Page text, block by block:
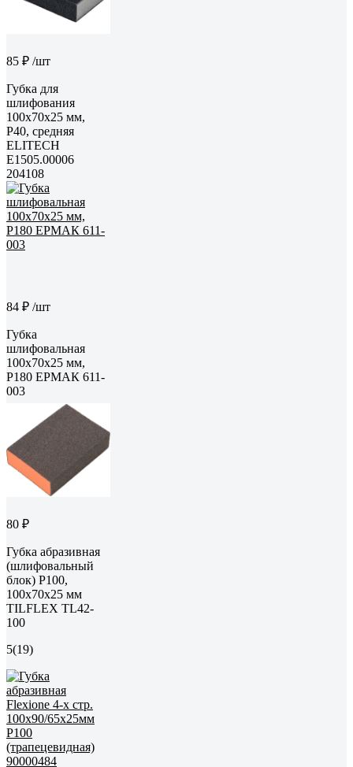
85 ₽ /шт
Губка для
шлифования
100х70х25 мм,
P40, средняя
ELITECH
E1505.00006
204108
84 ₽ /шт
Губка
шлифовальная
100x70x25 мм,
Р180 ЕРМАК 611-
003
80 ₽
Губка абразивная
(шлифовальный
блок) P100,
100x70x25 мм
TILFLEX TL42-
100
5(19)